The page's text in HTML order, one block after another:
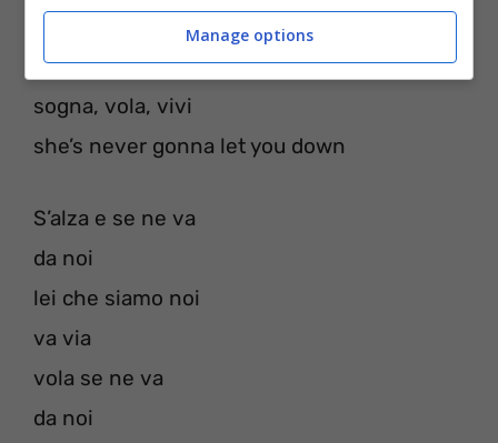
she’s never gonna let you down
sogna, vola, vivi
she’s never gonna let you down
S’alza e se ne va
da noi
lei che siamo noi
va via
vola se ne va
da noi
Manage options